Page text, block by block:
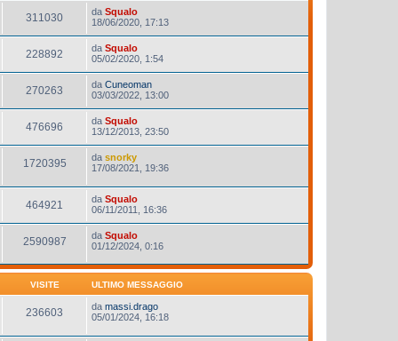
311030 da Squalo
18/06/2020, 17:13
228892 da Squalo
05/02/2020, 1:54
270263 da Cuneoman
03/03/2022, 13:00
476696 da Squalo
13/12/2013, 23:50
1720395 da snorky
17/08/2021, 19:36
464921 da Squalo
06/11/2011, 16:36
2590987 da Squalo
01/12/2024, 0:16
VISITE ULTIMO MESSAGGIO
236603 da massi.drago
05/01/2024, 16:18